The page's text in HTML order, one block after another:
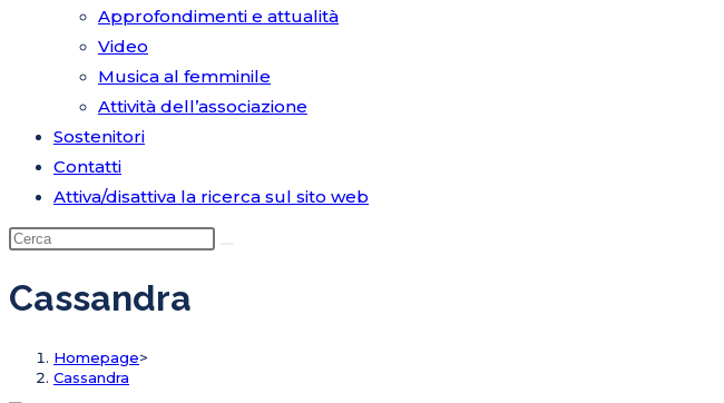
Approfondimenti e attualità
Video
Musica al femminile
Attività dell’associazione
Sostenitori
Contatti
Attiva/disattiva la ricerca sul sito web
Cassandra
Homepage>
Cassandra